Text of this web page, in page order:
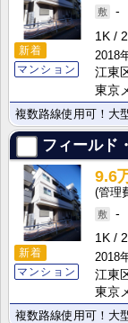
新着
マンション
-
1K
2018
江東
東京
複数路線使用可！大
フィールド
新着
マンション
9.6
-
1K
2018
江東
東京
複数路線使用可！大